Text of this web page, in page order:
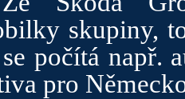
skupiny,
počítá např.
pro